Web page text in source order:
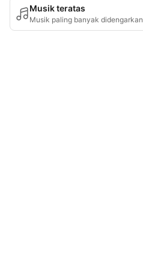
Musik teratas
Musik paling banyak didengarkan